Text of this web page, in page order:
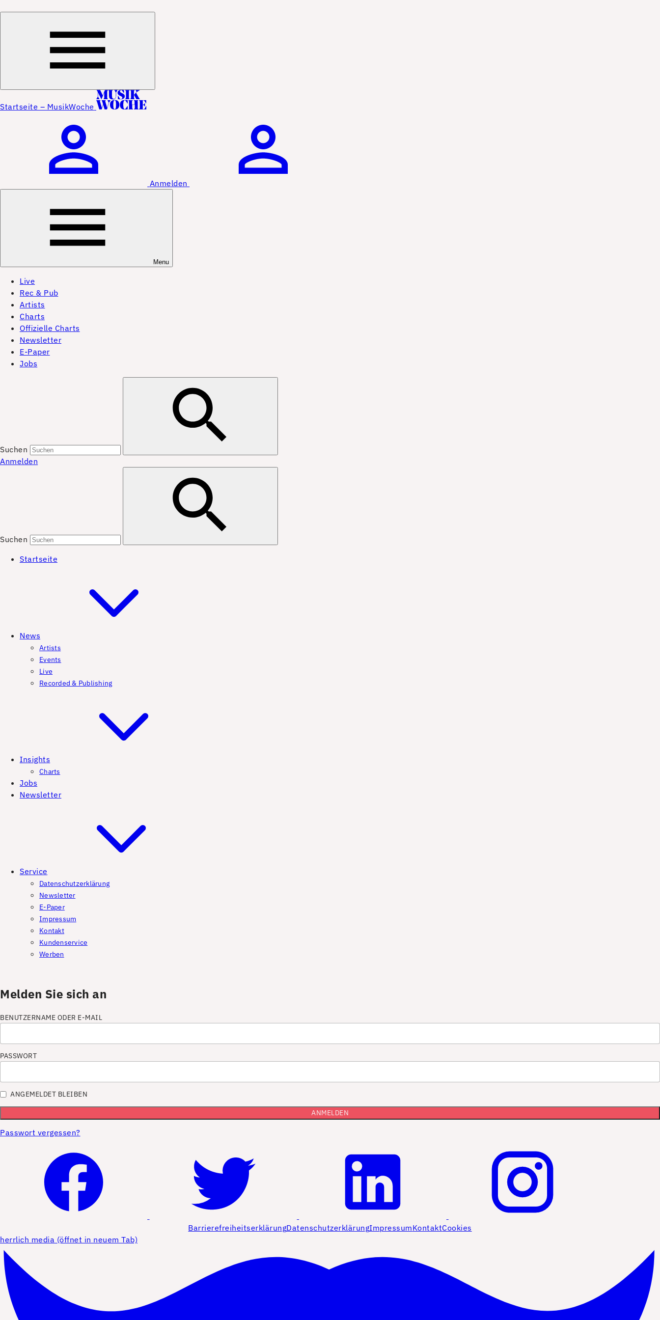
Startseite – MusikWoche
Anmelden
Menu
Live
Rec & Pub
Artists
Charts
Offizielle Charts
Newsletter
E-Paper
Jobs
Suchen
Anmelden
Suchen
Startseite
News
Artists
Events
Live
Recorded & Publishing
Insights
Charts
Jobs
Newsletter
Service
Datenschutzerklärung
Newsletter
E-Paper
Impressum
Kontakt
Kundenservice
Werben
Melden Sie sich an
BENUTZERNAME ODER E-MAIL
PASSWORT
ANGEMELDET BLEIBEN
Passwort vergessen?
BarrierefreiheitserklärungDatenschutzerklärungImpressumKontaktCookies
herrlich media (öffnet in neuem Tab)